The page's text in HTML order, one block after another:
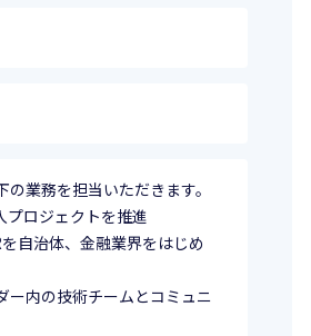
業務を担当いただきます。
プロジェクトを推進
自治体、金融業界をはじめ
ー内の技術チームとコミュニ